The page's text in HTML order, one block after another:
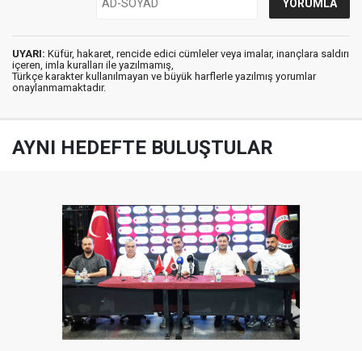
UYARI: Küfür, hakaret, rencide edici cümleler veya imalar, inançlara saldırı
içeren, imla kuralları ile yazılmamış,
Türkçe karakter kullanılmayan ve büyük harflerle yazılmış yorumlar
onaylanmamaktadır.
AYNI HEDEFTE BULUŞTULAR